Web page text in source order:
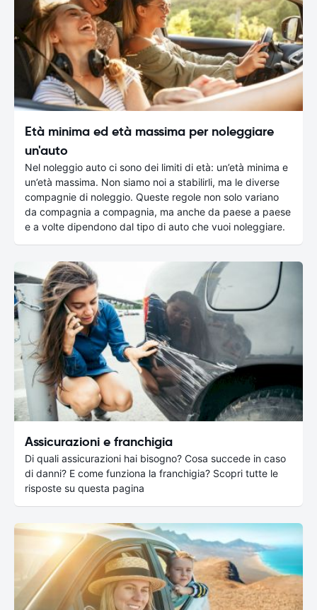
Età minima ed età massima per noleggiare
un'auto
Nel noleggio auto ci sono dei limiti di età: un’età minima e
un’età massima. Non siamo noi a stabilirli, ma le diverse
compagnie di noleggio. Queste regole non solo variano
da compagnia a compagnia, ma anche da paese a paese
e a volte dipendono dal tipo di auto che vuoi noleggiare.
Assicurazioni e franchigia
Di quali assicurazioni hai bisogno? Cosa succede in caso
di danni? E come funziona la franchigia? Scopri tutte le
risposte su questa pagina